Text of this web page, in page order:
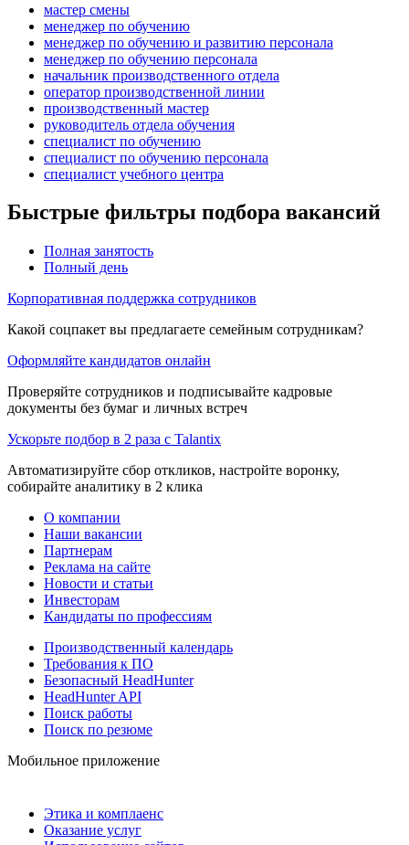
мастер смены
менеджер по обучению
менеджер по обучению и развитию персонала
менеджер по обучению персонала
начальник производственного отдела
оператор производственной линии
производственный мастер
руководитель отдела обучения
специалист по обучению
специалист по обучению персонала
специалист учебного центра
Быстрые фильтры подбора вакансий
Полная занятость
Полный день
Корпоративная поддержка сотрудников
Какой соцпакет вы предлагаете семейным сотрудникам?
Оформляйте кандидатов онлайн
Проверяйте сотрудников и подписывайте кадровые
документы без бумаг и личных встреч
Ускорьте подбор в 2 раза с Talantix
Автоматизируйте сбор откликов, настройте воронку,
собирайте аналитику в 2 клика
О компании
Наши вакансии
Партнерам
Реклама на сайте
Новости и статьи
Инвесторам
Кандидаты по профессиям
Производственный календарь
Требования к ПО
Безопасный HeadHunter
HeadHunter API
Поиск работы
Поиск по резюме
Мобильное приложение
Этика и комплаенс
Оказание услуг